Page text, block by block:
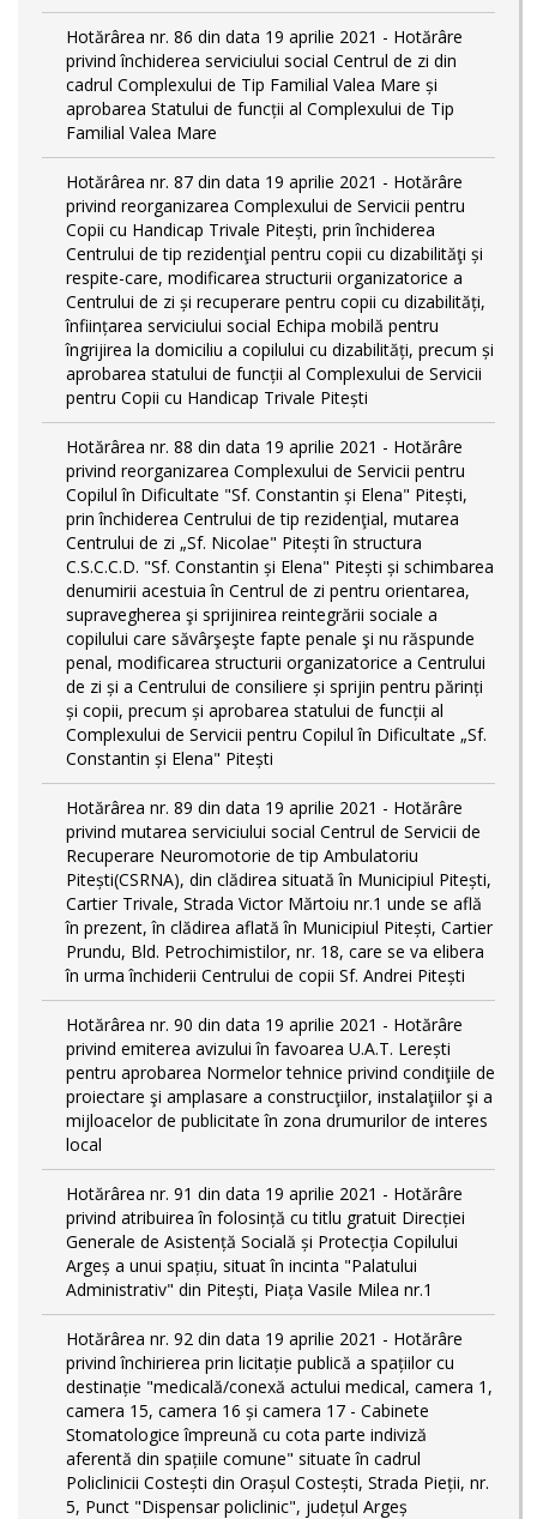
Hotărârea nr. 86 din data 19 aprilie 2021 - Hotărâre
privind închiderea serviciului social Centrul de zi din
cadrul Complexului de Tip Familial Valea Mare și
aprobarea Statului de funcții al Complexului de Tip
Familial Valea Mare
Hotărârea nr. 87 din data 19 aprilie 2021 - Hotărâre
privind reorganizarea Complexului de Servicii pentru
Copii cu Handicap Trivale Pitești, prin închiderea
Centrului de tip rezidenţial pentru copii cu dizabilităţi și
respite-care, modificarea structurii organizatorice a
Centrului de zi și recuperare pentru copii cu dizabilități,
înființarea serviciului social Echipa mobilă pentru
îngrijirea la domiciliu a copilului cu dizabilități, precum și
aprobarea statului de funcții al Complexului de Servicii
pentru Copii cu Handicap Trivale Pitești
Hotărârea nr. 88 din data 19 aprilie 2021 - Hotărâre
privind reorganizarea Complexului de Servicii pentru
Copilul în Dificultate "Sf. Constantin și Elena" Pitești,
prin închiderea Centrului de tip rezidenţial, mutarea
Centrului de zi „Sf. Nicolae" Pitești în structura
C.S.C.C.D. "Sf. Constantin și Elena" Pitești și schimbarea
denumirii acestuia în Centrul de zi pentru orientarea,
supravegherea şi sprijinirea reintegrării sociale a
copilului care săvârşeşte fapte penale şi nu răspunde
penal, modificarea structurii organizatorice a Centrului
de zi și a Centrului de consiliere și sprijin pentru părinți
și copii, precum și aprobarea statului de funcții al
Complexului de Servicii pentru Copilul în Dificultate „Sf.
Constantin și Elena" Pitești
Hotărârea nr. 89 din data 19 aprilie 2021 - Hotărâre
privind mutarea serviciului social Centrul de Servicii de
Recuperare Neuromotorie de tip Ambulatoriu
Pitești(CSRNA), din clădirea situată în Municipiul Pitești,
Cartier Trivale, Strada Victor Mărtoiu nr.1 unde se află
în prezent, în clădirea aflată în Municipiul Pitești, Cartier
Prundu, Bld. Petrochimistilor, nr. 18, care se va elibera
în urma închiderii Centrului de copii Sf. Andrei Pitești
Hotărârea nr. 90 din data 19 aprilie 2021 - Hotărâre
privind emiterea avizului în favoarea U.A.T. Lerești
pentru aprobarea Normelor tehnice privind condiţiile de
proiectare şi amplasare a construcţiilor, instalaţiilor şi a
mijloacelor de publicitate în zona drumurilor de interes
local
Hotărârea nr. 91 din data 19 aprilie 2021 - Hotărâre
privind atribuirea în folosință cu titlu gratuit Direcției
Generale de Asistență Socială și Protecția Copilului
Argeș a unui spațiu, situat în incinta "Palatului
Administrativ" din Pitești, Piața Vasile Milea nr.1
Hotărârea nr. 92 din data 19 aprilie 2021 - Hotărâre
privind închirierea prin licitație publică a spațiilor cu
destinație "medicală/conexă actului medical, camera 1,
camera 15, camera 16 și camera 17 - Cabinete
Stomatologice împreună cu cota parte indiviză
aferentă din spațiile comune" situate în cadrul
Policlinicii Costești din Orașul Costești, Strada Pieții, nr.
5, Punct "Dispensar policlinic", județul Argeș